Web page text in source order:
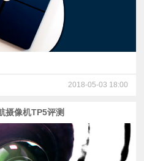
2018-05-03 18:00
摄像机TP5评测